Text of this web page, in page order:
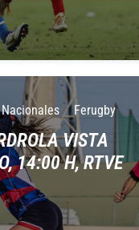
Ferugby
VISTA
14:00 H, RTVE